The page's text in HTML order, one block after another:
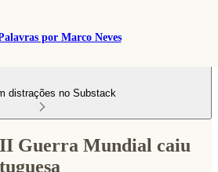
por Marco Neves
distrações no Substack
Guerra Mundial caiu